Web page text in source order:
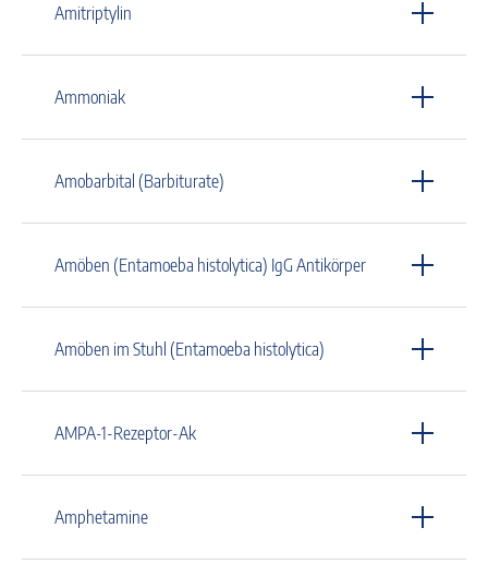
Amitriptylin
Ammoniak
Amobarbital (Barbiturate)
Amöben (Entamoeba histolytica) IgG Antikörper
Amöben im Stuhl (Entamoeba histolytica)
AMPA-1-Rezeptor-Ak
Amphetamine